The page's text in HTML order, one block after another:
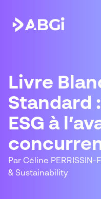
Livre
Standard
ESG à
Par Céline PERRISSIN-
& Sustainability